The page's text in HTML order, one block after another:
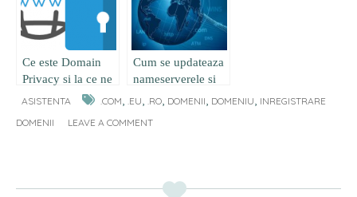
Ce este Domain
Privacy si la ce ne
ajuta ?
Cum se updateaza
nameserverele si
ce este
ASISTENTA .COM, .EU, .RO, DOMENII, DOMENIU, INREGISTRARE
DOMENII
LEAVE A COMMENT